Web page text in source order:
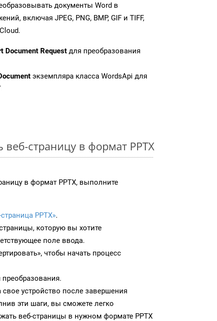
документы Word в
включая JPEG, PNG, BMP, GIF и TIFF,
Document Request для преобразования
экземпляра класса WordsApi для
веб-страницу в формат PPTX
в формат PPTX, выполните
PPTX».
которую вы хотите
поле ввода.
чтобы начать процесс
свое устройство после завершения
эти шаги, вы сможете легко
веб-страницы в нужном формате PPTX